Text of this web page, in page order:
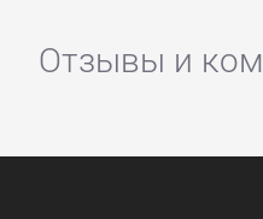
Отзывы и